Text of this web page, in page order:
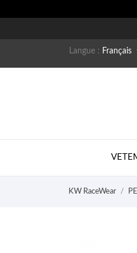
Langue : Français
KW RaceWear